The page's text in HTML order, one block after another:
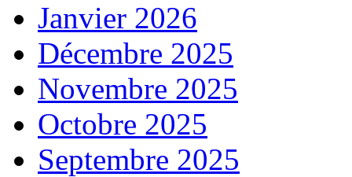
Janvier 2026
Décembre 2025
Novembre 2025
Octobre 2025
Septembre 2025